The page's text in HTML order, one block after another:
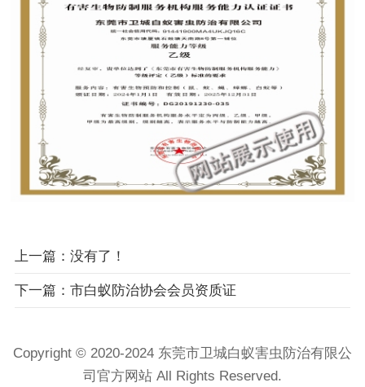
上一篇：没有了！
下一篇：市白蚁防治协会会员资质证
Copyright © 2020-2024 东莞市卫城白蚁害虫防治有限公
司官方网站 All Rights Reserved.